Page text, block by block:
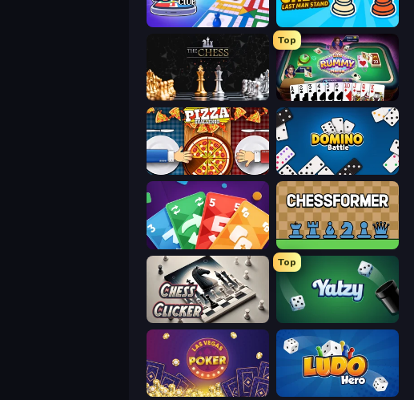
Ludo Club 4x4 Chess: Last Man Stand
The Chess
Top
Gin Rummy Mania
Pizza Challenge Domino Battle
Foono Online Multiplayer Chessformer
Chess Clicker
Top
Las Vegas Poker